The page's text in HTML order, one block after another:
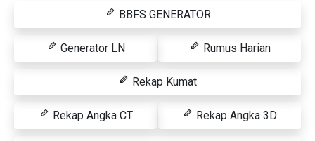
BBFS GENERATOR
Generator LN Rumus Harian
Rekap Kumat
Rekap Angka CT Rekap Angka 3D